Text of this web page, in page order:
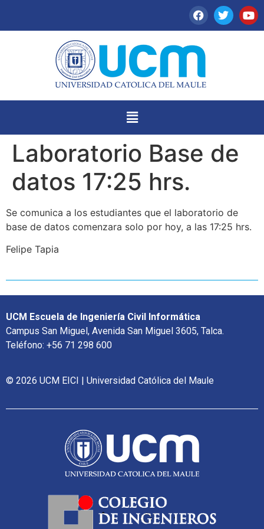
Laboratorio Base de
datos 17:25 hrs.
Se comunica a los estudiantes que el laboratorio de
base de datos comenzara solo por hoy, a las 17:25 hrs.
Felipe Tapia
UCM Escuela de Ingeniería Civil Informática
Campus San Miguel, Avenida San Miguel 3605, Talca.
Teléfono: +56 71 298 600
© 2026 UCM EICI | Universidad Católica del Maule